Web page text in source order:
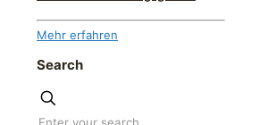
Mehr erfahren
Search